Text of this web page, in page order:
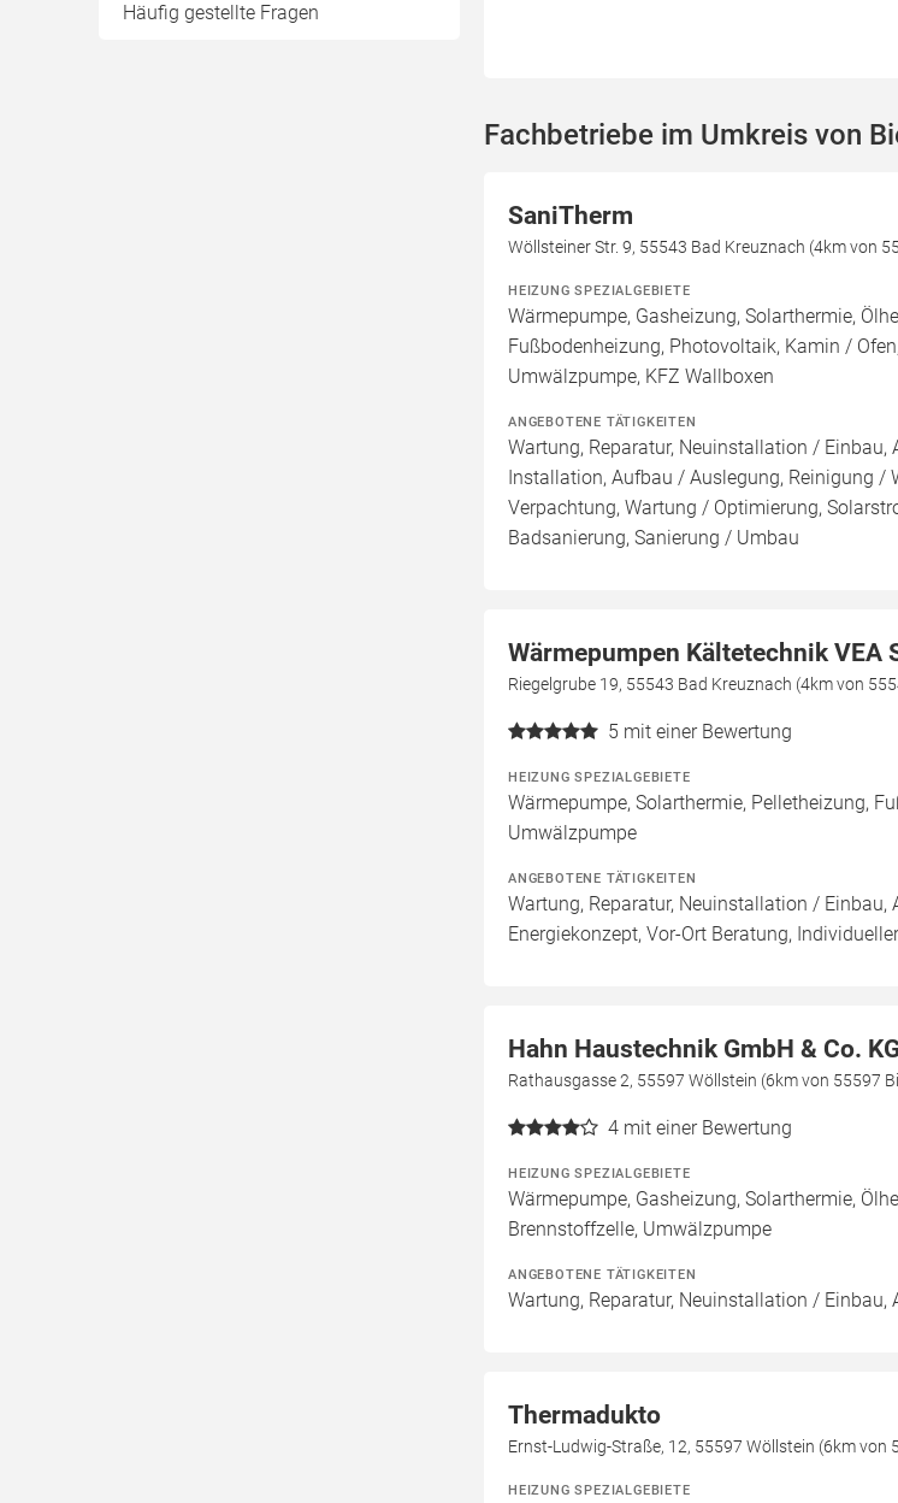
Häufig gestellte Fragen
Fachbetriebe im Umkreis von
SaniTherm
Wöllsteiner Str. 9, 55543 Bad Kreuznach (4km von
HEIZUNG SPEZIALGEBIETE
Wärmepumpe, Gasheizung, Solarthermie,
Fußbodenheizung, Photovoltaik, Kamin /
Umwälzpumpe, KFZ Wallboxen
ANGEBOTENE TÄTIGKEITEN
Wartung, Reparatur, Neuinstallation /
Installation, Aufbau / Auslegung, Reinigung /
Verpachtung, Wartung / Optimierung,
Badsanierung, Sanierung / Umbau
Wärmepumpen Kältetechnik VEA
Riegelgrube 19, 55543 Bad Kreuznach (4km von
5 mit einer Bewertung
HEIZUNG SPEZIALGEBIETE
Wärmepumpe, Solarthermie, Pelletheizung,
Umwälzpumpe
ANGEBOTENE TÄTIGKEITEN
Wartung, Reparatur, Neuinstallation /
Energiekonzept, Vor-Ort Beratung,
Hahn Haustechnik GmbH & Co.
Rathausgasse 2, 55597 Wöllstein (6km von 55597
4 mit einer Bewertung
HEIZUNG SPEZIALGEBIETE
Wärmepumpe, Gasheizung, Solarthermie,
Brennstoffzelle, Umwälzpumpe
ANGEBOTENE TÄTIGKEITEN
Wartung, Reparatur, Neuinstallation /
Thermadukto
Ernst-Ludwig-Straße, 12, 55597 Wöllstein (6km von
HEIZUNG SPEZIALGEBIETE